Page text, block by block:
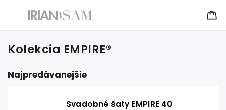
Kolekcia EMPIRE®
Najpredávanejšie
Svadobné šaty EMPIRE 40